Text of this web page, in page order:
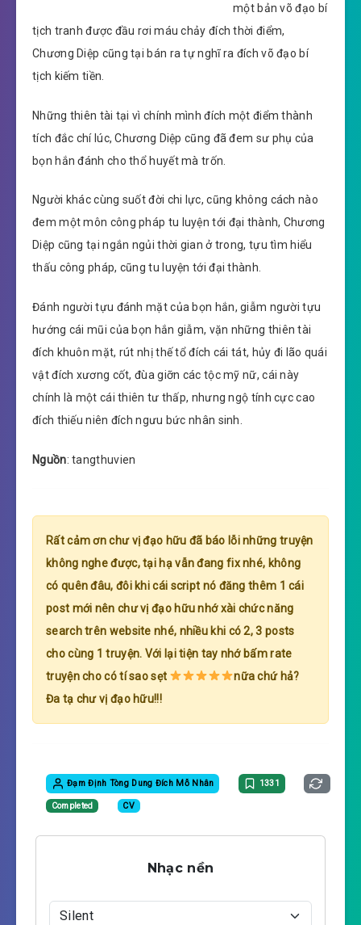
một bản võ đạo bí
tịch tranh được đầu rơi máu chảy đích thời điểm,
Chương Diệp cũng tại bán ra tự nghĩ ra đích võ đạo bí
tịch kiếm tiền.
Những thiên tài tại vì chính mình đích một điểm thành
tích đắc chí lúc, Chương Diệp cũng đã đem sư phụ của
bọn hắn đánh cho thổ huyết mà trốn.
Người khác cùng suốt đời chi lực, cũng không cách nào
đem một môn công pháp tu luyện tới đại thành, Chương
Diệp cũng tại ngắn ngủi thời gian ở trong, tựu tìm hiểu
thấu công pháp, cũng tu luyện tới đại thành.
Đánh người tựu đánh mặt của bọn hắn, giẫm người tựu
hướng cái mũi của bọn hắn giẫm, vặn những thiên tài
đích khuôn mặt, rút nhị thế tổ đích cái tát, hủy đi lão quái
vật đích xương cốt, đùa giỡn các tộc mỹ nữ, cái này
chính là một cái thiên tư thấp, nhưng ngộ tính cực cao
đích thiếu niên đích ngưu bức nhân sinh.
Nguồn: tangthuvien
Rất cảm ơn chư vị đạo hữu đã báo lỗi những truyện
không nghe được, tại hạ vẫn đang fix nhé, không
có quên đâu, đôi khi cái script nó đăng thêm 1 cái
post mới nên chư vị đạo hữu nhớ xài chức năng
search trên website nhé, nhiều khi có 2, 3 posts
cho cùng 1 truyện. Với lại tiện tay nhớ bấm rate
truyện cho có tí sao sẹt
nữa chứ hả?
Đa tạ chư vị đạo hữu!!!
Đạm Định Tòng Dung Đích Mỗ Nhân 1331
Completed CV
Nhạc nền